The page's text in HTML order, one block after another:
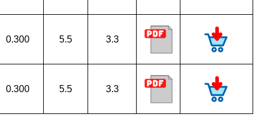
0.300
5.5
3.3
0.300
5.5
3.3